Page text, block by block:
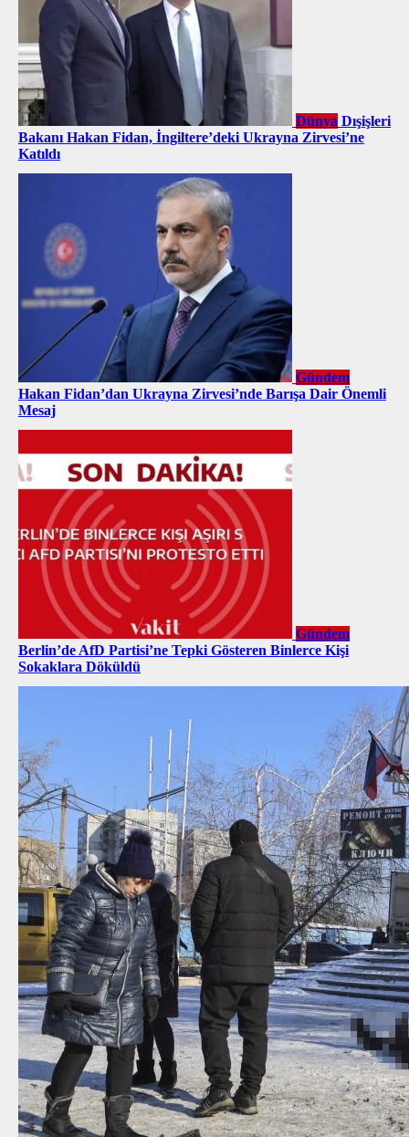
Dünya Dışişleri
Bakanı Hakan Fidan, İngiltere’deki Ukrayna Zirvesi’ne
Katıldı
Gündem
Hakan Fidan’dan Ukrayna Zirvesi’nde Barışa Dair Önemli
Mesaj
Gündem
Berlin’de AfD Partisi’ne Tepki Gösteren Binlerce Kişi
Sokaklara Döküldü